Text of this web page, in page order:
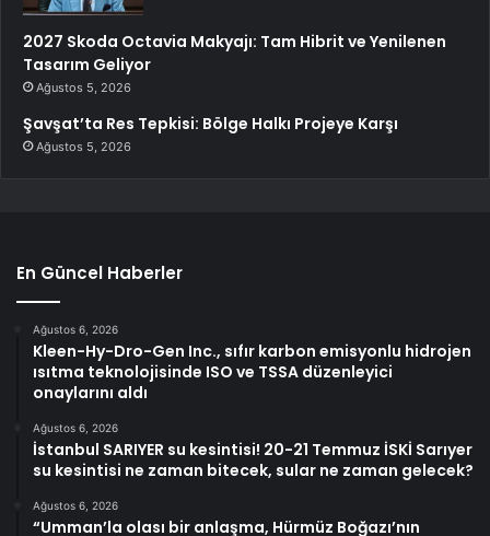
2027 Skoda Octavia Makyajı: Tam Hibrit ve Yenilenen
Tasarım Geliyor
Ağustos 5, 2026
Şavşat’ta Res Tepkisi: Bölge Halkı Projeye Karşı
Ağustos 5, 2026
En Güncel Haberler
Ağustos 6, 2026
Kleen-Hy-Dro-Gen Inc., sıfır karbon emisyonlu hidrojen
ısıtma teknolojisinde ISO ve TSSA düzenleyici
onaylarını aldı
Ağustos 6, 2026
İstanbul SARIYER su kesintisi! 20-21 Temmuz İSKİ Sarıyer
su kesintisi ne zaman bitecek, sular ne zaman gelecek?
Ağustos 6, 2026
“Umman’la olası bir anlaşma, Hürmüz Boğazı’nın